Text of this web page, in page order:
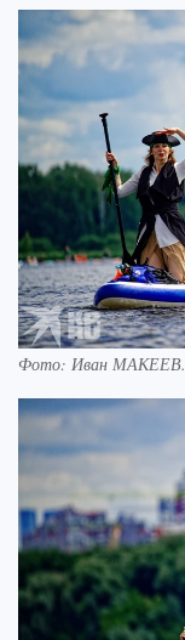
Фото: Иван МАКЕЕВ.